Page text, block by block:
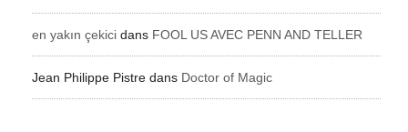
en yakın çekici dans FOOL US AVEC PENN AND TELLER
Jean Philippe Pistre dans Doctor of Magic